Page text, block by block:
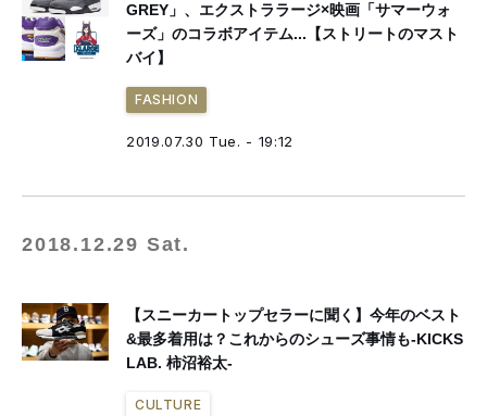
GREY」、エクストララージ×映画「サマーウォ
ーズ」のコラボアイテム...【ストリートのマスト
バイ】
FASHION
2019.07.30 Tue. - 19:12
2018.12.29 Sat.
【スニーカートップセラーに聞く】今年のベスト
&最多着用は？これからのシューズ事情も-KICKS
LAB. 柿沼裕太-
CULTURE